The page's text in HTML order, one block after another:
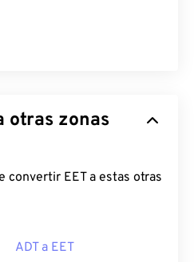
otras zonas
convertir EET a estas otras
ADT a EET